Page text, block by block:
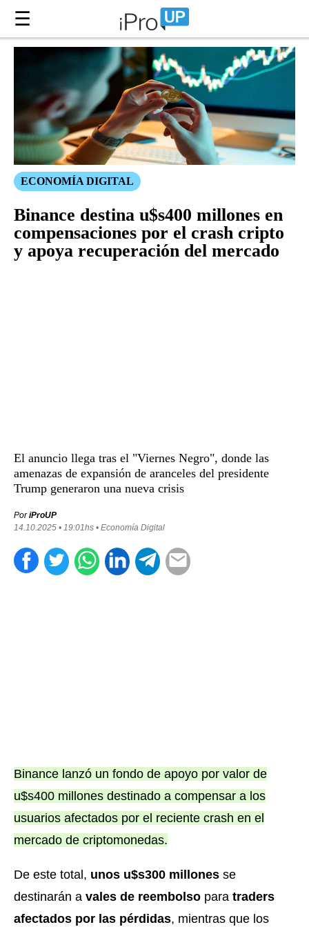
☰
Binance destina u$s400 millones en
compensaciones por el crash cripto
y apoya recuperación del mercado
El anuncio llega tras el "Viernes Negro", donde las
amenazas de expansión de aranceles del presidente
Trump generaron una nueva crisis
PoriProUP
ECONOMÍA DIGITAL
14.10.2025 • 19:01hs • Economía Digital
Binance lanzó un fondo de apoyo por valor de
u$s400 millones destinado a compensar a los
usuarios afectados por el reciente crash en el
mercado de criptomonedas.
De este total, unos u$s300 millones se
destinarán a vales de reembolso para traders
afectados por las pérdidas, mientras que los